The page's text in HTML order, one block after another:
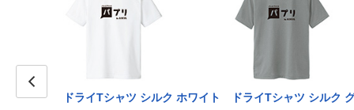
ドライTシャツ シルク ホワイト ドライTシャツ シルク